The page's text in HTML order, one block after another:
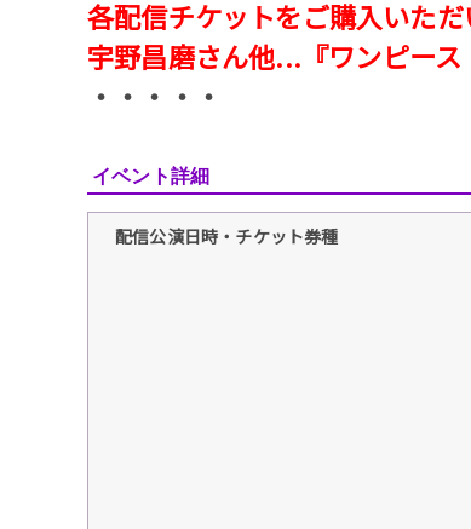
各配信チケットをご購入いた
宇野昌磨さん他...『ワンピー
・・・・・
イベント詳細
配信公演日時・チケット券種